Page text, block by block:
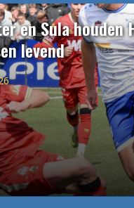
en Sula houden
levend